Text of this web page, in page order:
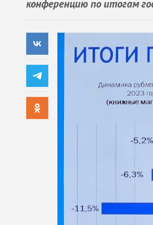
конференцию по итогам